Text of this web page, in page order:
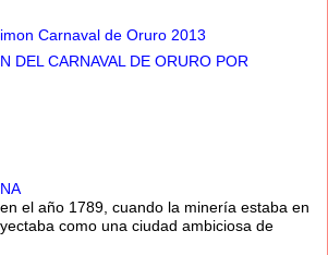
Carnaval de Oruro 2013
DEL CARNAVAL DE ORURO POR
el año 1789, cuando la minería estaba en
como una ciudad ambiciosa de